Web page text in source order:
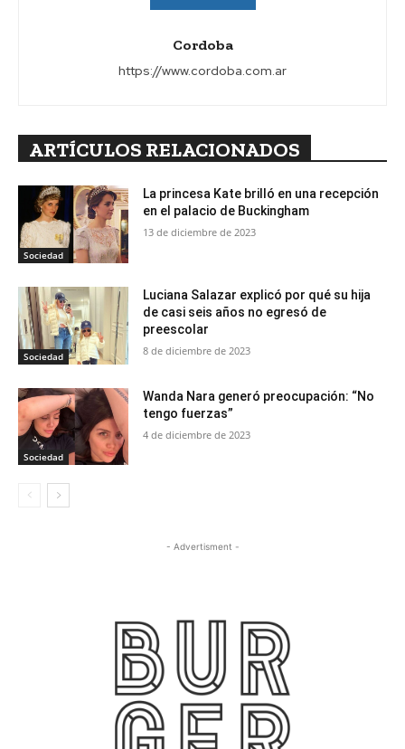
Cordoba
https://www.cordoba.com.ar
ARTÍCULOS RELACIONADOS
Sociedad
La princesa Kate brilló en una recepción
en el palacio de Buckingham
13 de diciembre de 2023
Sociedad
Luciana Salazar explicó por qué su hija
de casi seis años no egresó de
preescolar
8 de diciembre de 2023
Sociedad
Wanda Nara generó preocupación: “No
tengo fuerzas”
4 de diciembre de 2023
- Advertisment -